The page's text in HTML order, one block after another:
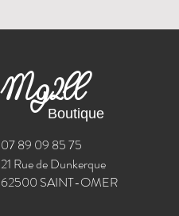
Mg2ll
Boutique
07 89 09 85 75
21 Rue de Dunkerque
62500 SAINT-OMER